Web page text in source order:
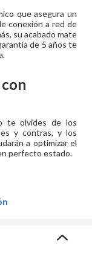
que asegura un
conexión a red de
su acabado mate
de 5 años te
te olvides de los
y contras, y los
a optimizar el
perfecto estado.